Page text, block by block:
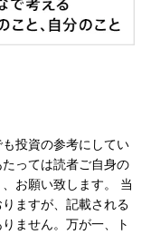
投資の参考にしてい
っては読者ご自身の
お願い致します。 当
ますが、記載される
ません。万が一、ト